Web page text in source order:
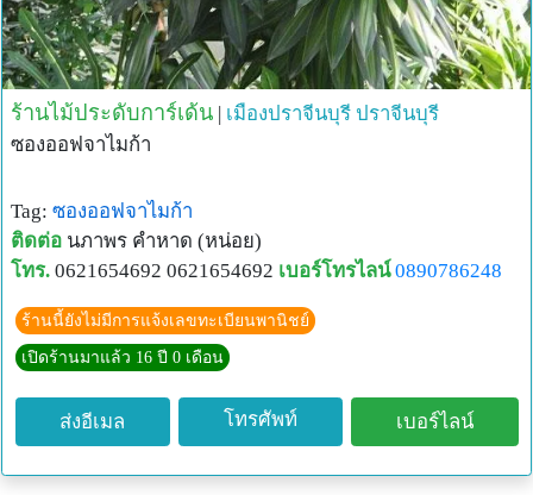
ร้านไม้ประดับการ์เด้น เมืองปราจีนบุรี ปราจีนบุรี
ซองออฟจาไมก้า
Tag: ซองออฟจาไมก้า
ติดต่อ นภาพร คำหาด (หน่อย)
โทร. 0621654692 0621654692 เบอร์โทรไลน์ 0890786248
ร้านนี้ยังไม่มีการแจ้งเลขทะเบียนพานิชย์
เปิดร้านมาแล้ว 16 ปี 0 เดือน
ส่งอีเมล โทรศัพท์ เบอร์ไลน์